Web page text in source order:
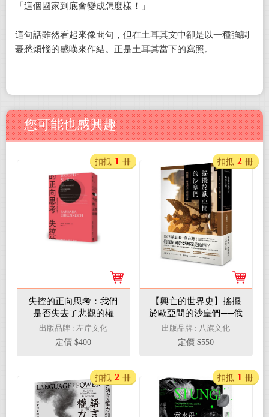
「這個國家到底會變成怎麼樣！」
這句話雖然看起來像問句，但在土耳其文中卻是以一種強調
憂愁煩惱的感嘆來作結。正是土耳其當下的寫照。
您可能也感興趣
失控的正向思考：我們
是否失去了悲觀的權
利？（新版）
出版品牌 : 左岸文化
定價 $400
扣抵 1 冊
【興亡的世界史】搖擺
於歐亞間的沙皇們──俄
羅斯‧羅曼諾夫王朝的大
地（精裝）
出版品牌 : 八旗文化
定價 $550
扣抵 2 冊
扣抵 2 冊 扣抵 1 冊